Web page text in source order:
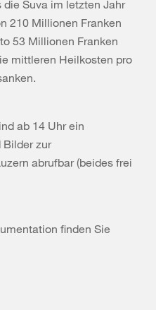
Suva im letzten Jahr
210 Millionen Franken
53 Millionen Franken
mittleren Heilkosten pro
ab 14 Uhr ein
Bilder zur
abrufbar (beides frei
finden Sie